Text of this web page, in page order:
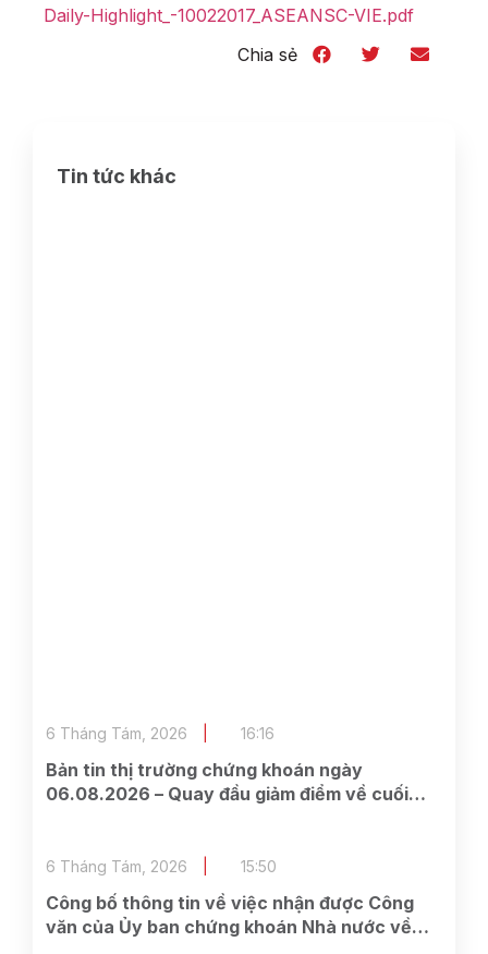
Daily-Highlight_-10022017_ASEANSC-VIE.pdf
Chia sẻ
Tin tức khác
Bản tin thị trường chứng khoán ngày
06.08.2026 – Quay đầu giảm điểm về cuối
6 Tháng Tám, 2026 16:16
Công bố thông tin về việc nhận được Công
văn của Ủy ban chứng khoán Nhà nước về
6 Tháng Tám, 2026 15:50